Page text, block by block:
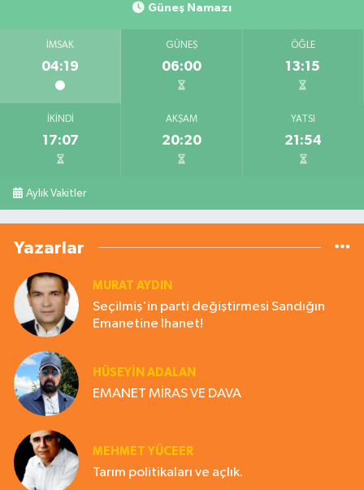
Güneş Namazı
İMSAK
04:19
GÜNEŞ
06:00
ÖĞLE
13:15
İKINDI
17:07
AKŞAM
20:20
YATSI
21:54
Aylık Vakitler
Yazarlar
MURAT AYDIN
Seçilmiş'in parti değiştirmesi Sandığın
Emanetine İhanet!
HÜSEYIN ADALAN
EMANET MİRAS VE DAVA
MEHMET YÜCEER
Tarım politikaları ve açlık.